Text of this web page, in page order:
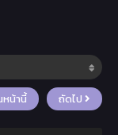
น้านี้ ถัดไป